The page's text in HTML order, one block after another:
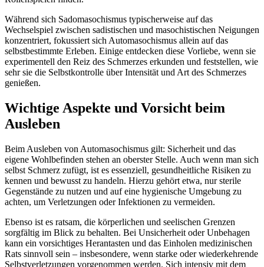
Während sich Sadomasochismus typischerweise auf das
Wechselspiel zwischen sadistischen und masochistischen Neigungen
konzentriert, fokussiert sich Automasochismus allein auf das
selbstbestimmte Erleben. Einige entdecken diese Vorliebe, wenn sie
experimentell den Reiz des Schmerzes erkunden und feststellen, wie
sehr sie die Selbstkontrolle über Intensität und Art des Schmerzes
genießen.
Wichtige Aspekte und Vorsicht beim
Ausleben
Beim Ausleben von Automasochismus gilt: Sicherheit und das
eigene Wohlbefinden stehen an oberster Stelle. Auch wenn man sich
selbst Schmerz zufügt, ist es essenziell, gesundheitliche Risiken zu
kennen und bewusst zu handeln. Hierzu gehört etwa, nur sterile
Gegenstände zu nutzen und auf eine hygienische Umgebung zu
achten, um Verletzungen oder Infektionen zu vermeiden.
Ebenso ist es ratsam, die körperlichen und seelischen Grenzen
sorgfältig im Blick zu behalten. Bei Unsicherheit oder Unbehagen
kann ein vorsichtiges Herantasten und das Einholen medizinischen
Rats sinnvoll sein – insbesondere, wenn starke oder wiederkehrende
Selbstverletzungen vorgenommen werden. Sich intensiv mit dem